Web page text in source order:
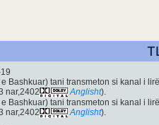
Bashkuar) tani transmeton si kanal i
nar,2402 Anglisht).
Bashkuar) tani transmeton si kanal i
nar,2402 Anglisht).